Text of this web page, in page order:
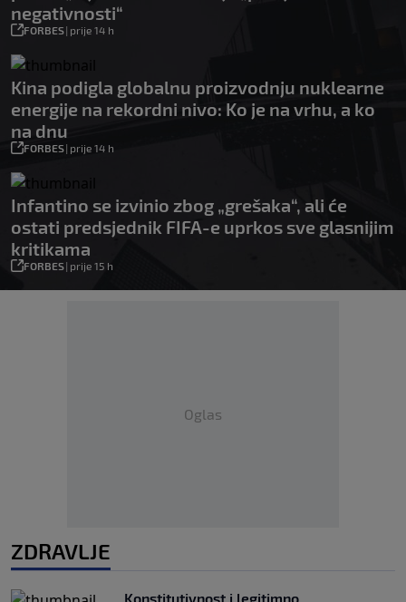
negativnosti“
FORBES| prije 14 h
Kina podigla globalnu proizvodnju nuklearne
energije na rekordni nivo: Ko je na vrhu, a ko
na dnu
FORBES| prije 14 h
Infantino se izvinio zbog „grešaka“, ali će
ostati predsjednik FIFA-e uprkos sve glasnijim
kritikama
FORBES| prije 15 h
Oglas
ZDRAVLJE
Konstitutivnost i legitimno